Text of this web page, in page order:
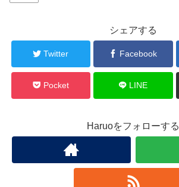
シェアする
Twitter Facebook
Pocket LINE
Haruoをフォローする